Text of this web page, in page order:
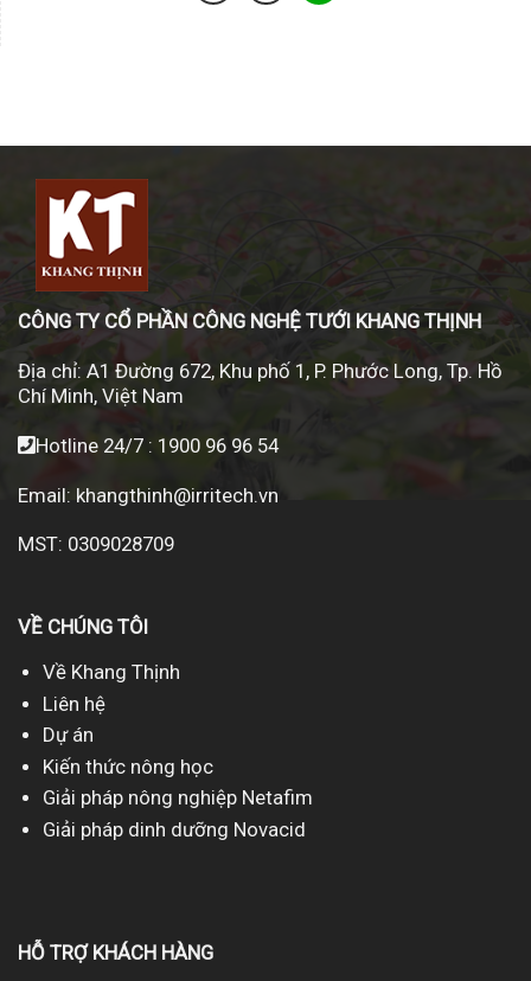
CÔNG TY CỔ PHẦN CÔNG NGHỆ TƯỚI KHANG THỊNH
Địa chỉ: A1 Đường 672, Khu phố 1, P. Phước Long, Tp. Hồ
Chí Minh, Việt Nam
Hotline 24/7 : 1900 96 96 54
Email: khangthinh@irritech.vn
MST: 0309028709
VỀ CHÚNG TÔI
Về Khang Thịnh
Liên hệ
Dự án
Kiến thức nông học
Giải pháp nông nghiệp Netafim
Giải pháp dinh dưỡng Novacid
HỖ TRỢ KHÁCH HÀNG